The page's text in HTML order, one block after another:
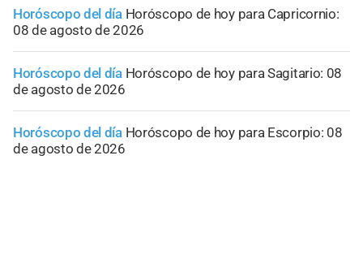
Horóscopo del día Horóscopo de hoy para Capricornio:
08 de agosto de 2026
Horóscopo del día Horóscopo de hoy para Sagitario: 08
de agosto de 2026
Horóscopo del día Horóscopo de hoy para Escorpio: 08
de agosto de 2026